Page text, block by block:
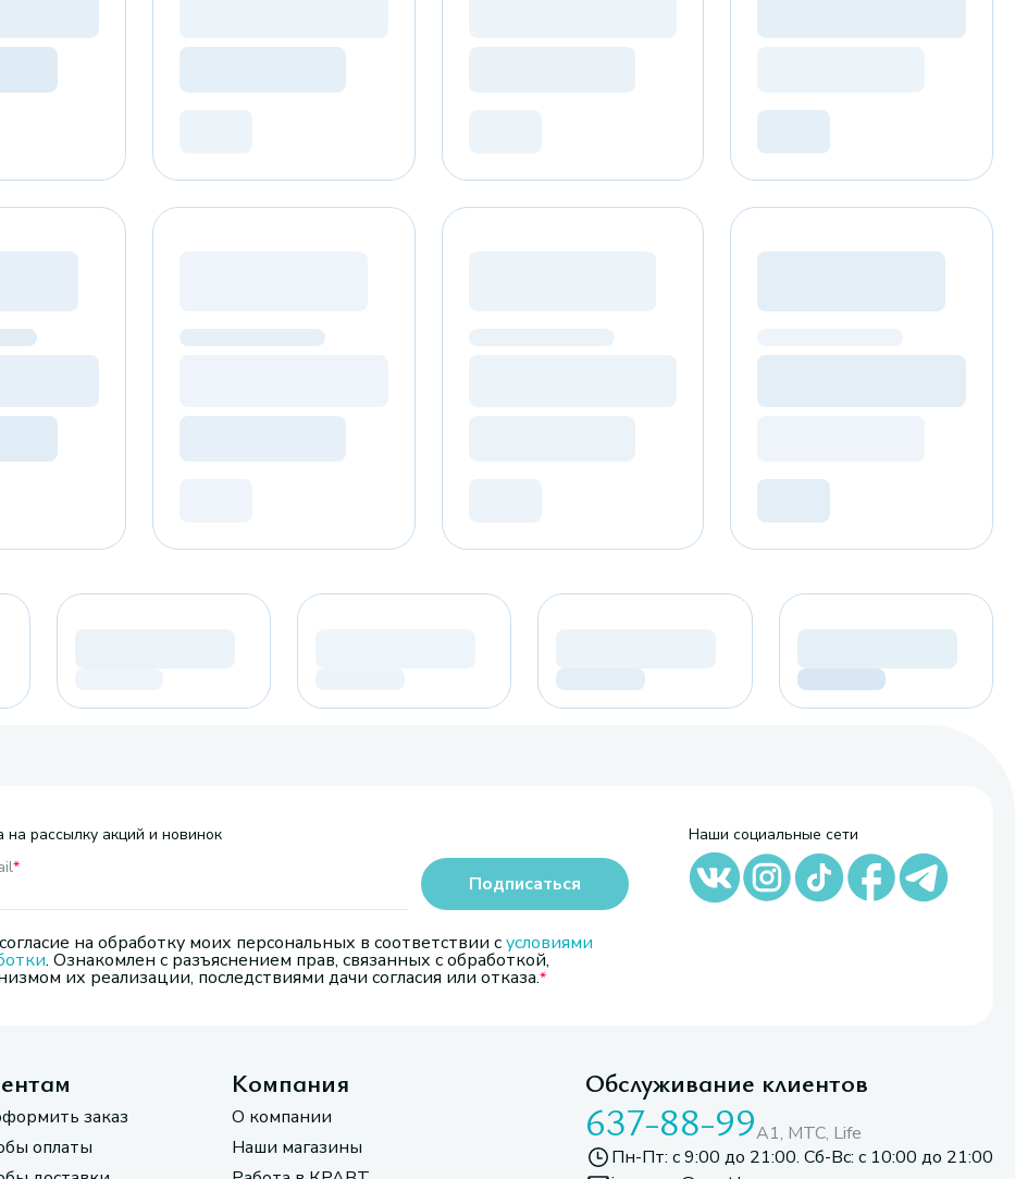
на рассылку акций и новинок
*
на обработку моих персональных в соответствии сусловиями
. Ознакомлен с разъяснением прав, связанных с обработкой,
их реализации, последствиями дачи согласия или отказа.
Подписаться
Наши социальные сети
заказ
оплаты
Компания
О компании
Наши магазины
Обслуживание клиентов
637-88-99A1, МТС, Life
Пн-Пт: с 9:00 до 21:00. Сб-Вс: с 10:00 до 21:00